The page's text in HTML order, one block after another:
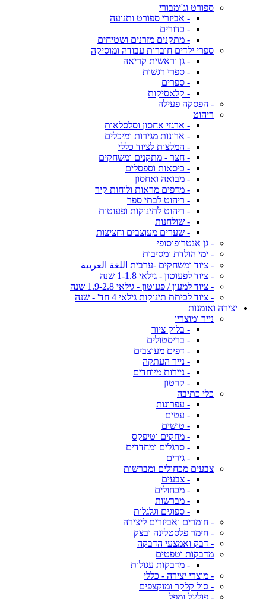
ספורט וג'ימבורי
- אביזרי ספורט ותנועה
- כדורים
- מתקנים מזרנים ושטיחים
ספרי ילדים חוברות עבודה ומוסיקה
- גן וראשית קריאה
- ספרי רגשות
- ספרים
- קלאסיקות
- הפסקה פעילה
ריהוט
- ארגזי אחסון וסלסלאות
- ארונות מגירות ומיכלים
- המלצות לציוד כללי
- חצר - מתקנים ומשחקים
- כיסאות וספסלים
- מבואה ואחסון
- מדפים מראות ולוחות קיר
- ריהוט לבתי ספר
- ריהוט לתינוקות ופעוטות
- שולחנות
- שערים מעוצבים וחציצות
- גן אנטרופוסופי
- ימי הולדת ומסיבות
- ציוד ומשחקים -ערבית اللغة العربية
- ציוד לפעוטון - גילאי 1-1.8 שנה
- ציוד למעון / פעוטון - גילאי 1.9-2.8 שנה
- ציוד לכיתת תינוקות גילאי 4 חד' - שנה
יצירה ואומנות
נייר ומוצריו
- בלוק ציור
- בריסטולים
- דפים מעוצבים
- נייר העתקה
- ניירות מיוחדים
- קרטון
כלי כתיבה
- עפרונות
- עטים
- טושים
- מחקים וטיפקס
- סרגלים ומחדדים
- גירים
צבעים מכחולים ומברשות
- צבעים
- מכחולים
- מברשות
- ספוגים וגלגלות
- חומרים ואביזרים ליצירה
- חימר פלסטלינה ובצק
- דבק ואמצעי הדבקה
מדבקות וטפטים
- מדבקות עגולות
- מוצרי יצירה - כללי
- סול קלקר ומוקצפים
- פוליגל ומפל